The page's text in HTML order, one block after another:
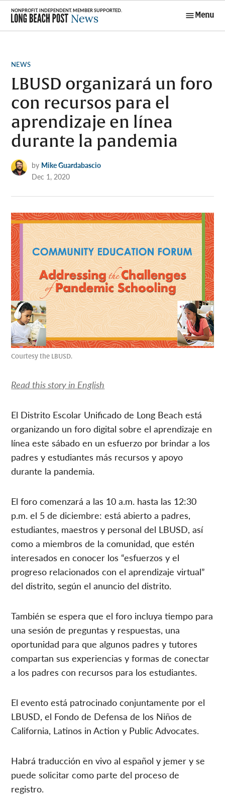
Skip
content
Menu
POSTED
NEWS
LBUSD organizará un foro
con recursos para el
aprendizaje en línea
durante la pandemia
by Mike Guardabascio
Dec 1, 2020
Courtesy the LBUSD.
Read this story in English
El Distrito Escolar Unificado de Long Beach está
organizando un foro digital sobre el aprendizaje en
línea este sábado en un esfuerzo por brindar a los
padres y estudiantes más recursos y apoyo
durante la pandemia.
El foro comenzará a las 10 a.m. hasta las 12:30
p.m. el 5 de diciembre: está abierto a padres,
estudiantes, maestros y personal del LBUSD, así
como a miembros de la comunidad, que estén
interesados ​​en conocer los “esfuerzos y el
progreso relacionados con el aprendizaje virtual”
del distrito, según el anuncio del distrito.
También se espera que el foro incluya tiempo para
una sesión de preguntas y respuestas, una
oportunidad para que algunos padres y tutores
compartan sus experiencias y formas de conectar
a los padres con recursos para los estudiantes.
El evento está patrocinado conjuntamente por el
LBUSD, el Fondo de Defensa de los Niños de
California, Latinos in Action y Public Advocates.
Habrá traducción en vivo al español y jemer y se
puede solicitar como parte del proceso de
registro.